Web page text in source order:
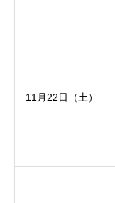
11月22日（土）